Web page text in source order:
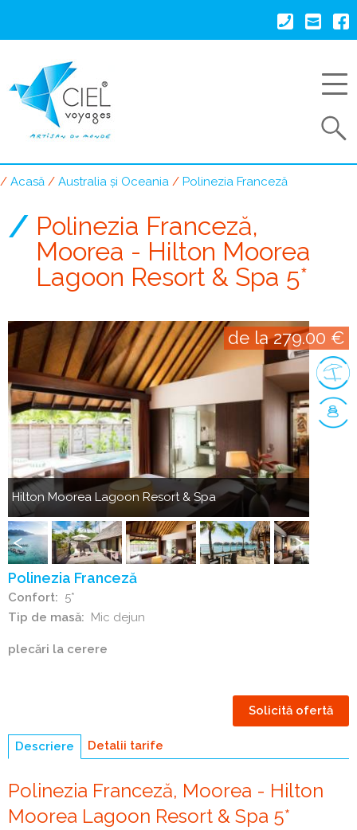
conţinutul
Acasă Australia și Oceania Polinezia Franceză
Polinezia Franceză,
Moorea - Hilton Moorea
Lagoon Resort & Spa 5*
Hilton
Moorea
Lagoon
Resort
&
Spa
Hilton Moorea Lagoon Resort & Spa
Anterior Următorul
Anterior Următorul
Polinezia Franceză
Confort
5*
Tip de masă
Mic dejun
plecări la cerere
de la 279.00 €
Solicită ofertă
Descriere
Detalii tarife
Polinezia Franceză, Moorea - Hilton
Moorea Lagoon Resort & Spa 5*